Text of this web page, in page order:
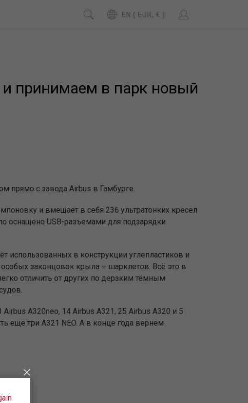
EN ( EUR, € )
принимаем в парк новый
прямо с завода Airbus в Гамбурге.
и вмещает в себя 236 ультратонких кресел
оснащено USB-разъемами для подзарядки
в конструкции углепластиков и
законцовок крыла – шарклетов. Всё это в
отличить от других по дерзким тёмным
A320neo, 14 Airbus А321, 25 Airbus А320 и 5
еще три А321 NEO. А в конце года вернем